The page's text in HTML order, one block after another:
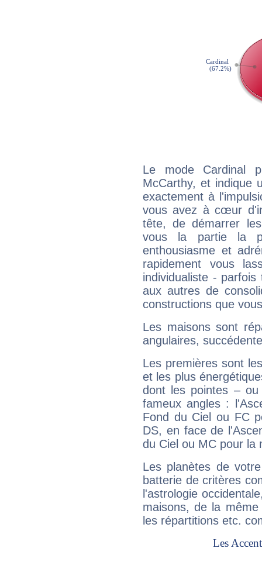
Le mode Cardinal
McCarthy, et indique
exactement à
vous avez à cœur
tête, de démarrer
vous la partie la
enthousiasme et
rapidement vous
individualiste -
aux autres de
constructions que
Les maisons sont
angulaires,
Les premières sont
et les plus
dont les pointes –
fameux angles :
Fond du Ciel ou FC
DS, en face de
du Ciel ou MC pour la
Les planètes de
batterie de critères
l'astrologie
maisons, de la
les répartitions etc.